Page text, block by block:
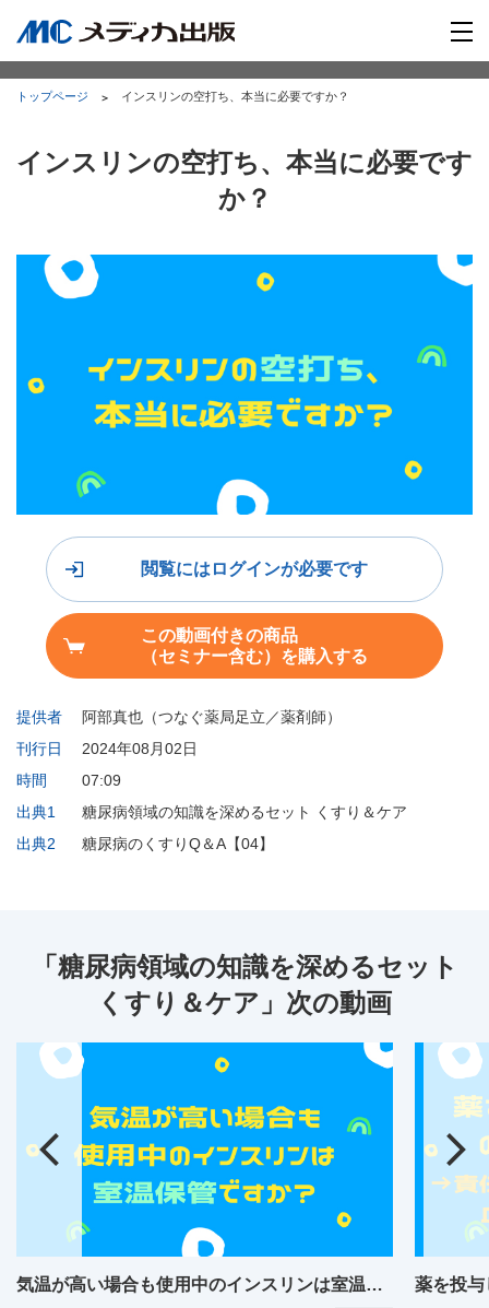
トップページ インスリンの空打ち、本当に必要ですか？
インスリンの空打ち、本当に必要です
か？
提供者
阿部真也（つなぐ薬局足立／薬剤師）
刊行日
2024年08月02日
時間
07:09
出典1
糖尿病領域の知識を深めるセット くすり＆ケア
出典2
糖尿病のくすりQ＆A【04】
閲覧にはログインが必要です
この動画付きの商品
（セミナー含む）を購入する
「糖尿病領域の知識を深めるセット
くすり＆ケア」次の動画
気温が高い場合も使用中のインスリンは室温保管ですか？ 薬を投